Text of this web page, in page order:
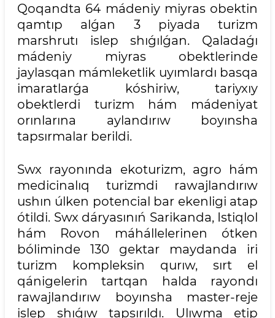
Qoqandta 64 mádeniy miyras obektin
qamtıp alǵan 3 piyada turizm
marshrutı islep shıǵılǵan. Qaladaǵı
mádeniy miyras obektlerinde
jaylasqan mámleketlik uyımlardı basqa
imaratlarǵa kóshiriw, tariyxıy
obektlerdi turizm hám mádeniyat
orınlarına aylandırıw boyınsha
tapsırmalar berildi.
Swx rayonında ekoturizm, agro hám
medicinalıq turizmdi rawajlandırıw
ushın úlken potencial bar ekenligi atap
ótildi. Swx dáryasınıń Sarikanda, Istiqlol
hám Rovon máhállelerinen ótken
bóliminde 130 gektar maydanda iri
turizm kompleksin qurıw, sırt el
qánigelerin tartqan halda rayondı
rawajlandırıw boyınsha master-reje
islep shıǵıw tapsırıldı. Ulıwma etip